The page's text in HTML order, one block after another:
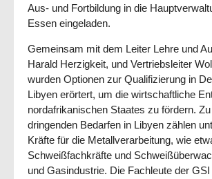
Aus- und Fortbildung in die
Essen eingeladen.
Gemeinsam mit dem Leiter Lehre und
Harald Herzigkeit, und Vertriebsleiter
wurden Optionen zur Qualifizierung in
Libyen erörtert, um die wirtschaftliche
nordafrikanischen Staates zu fördern.
dringenden Bedarfen in Libyen zählen
Kräfte für die Metallverarbeitung, wie
Schweißfachkräfte und
und Gasindustrie. Die Fachleute der